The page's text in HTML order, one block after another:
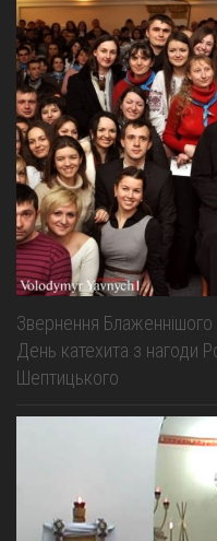
Звернення
День катехита з нагоди
Шептицького